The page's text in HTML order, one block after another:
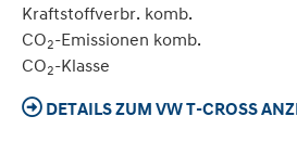
Kraftstoffverbr. komb.
CO2-Emissionen komb.
CO2-Klasse
DETAILS ZUM VW T-CROSS